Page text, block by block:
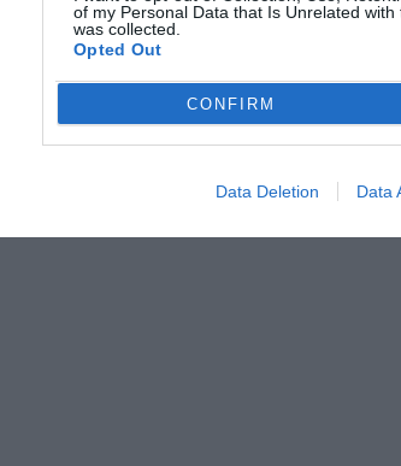
of my Personal Data that Is Unrelated
was collected.
Opted Out
CONFIRM
Data Deletion Data